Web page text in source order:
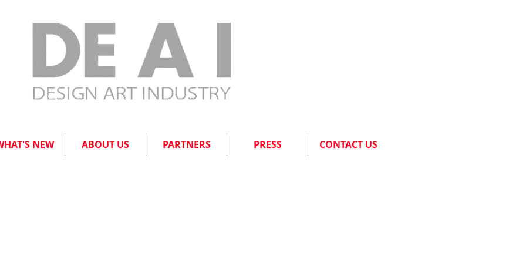
NEW ABOUT US PARTNERS PRESS CONTACT US